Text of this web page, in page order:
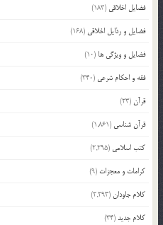
فضایل اخلاقی (183)
فضایل و رذایل اخلاقی (168)
فضایل و ویژگی ها (10)
فقه و احکام شرعی (340)
قرآن(23)
قرآن شناسی (1,861)
کتب اسلامی (2,295)
کرامات و معجزات (9)
کلام جاودان(2,293)
کلام جدید(34)